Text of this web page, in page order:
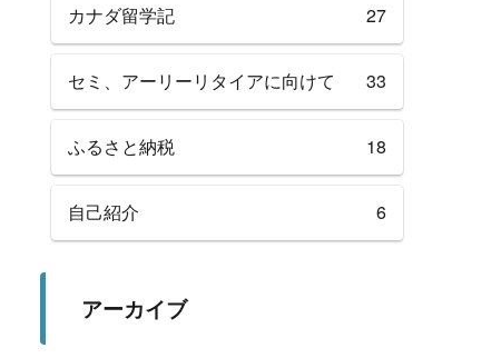
カナダ留学記 27
セミ、アーリーリタイアに向けて 33
ふるさと納税 18
自己紹介 6
アーカイブ